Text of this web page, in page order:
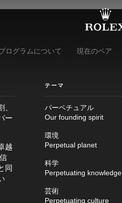
ログラムについて 現在のペア
ー
越
同
テーマ
パーペチュアル
Our founding spirit
環境
Perpetual planet
科学
Perpetuating knowledge
芸術
Perpetuating culture